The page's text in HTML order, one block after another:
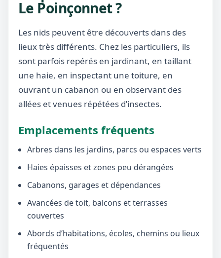
Le Poinçonnet ?
Les nids peuvent être découverts dans des
lieux très différents. Chez les particuliers, ils
sont parfois repérés en jardinant, en taillant
une haie, en inspectant une toiture, en
ouvrant un cabanon ou en observant des
allées et venues répétées d’insectes.
Emplacements fréquents
Arbres dans les jardins, parcs ou espaces verts
Haies épaisses et zones peu dérangées
Cabanons, garages et dépendances
Avancées de toit, balcons et terrasses
couvertes
Abords d’habitations, écoles, chemins ou lieux
fréquentés